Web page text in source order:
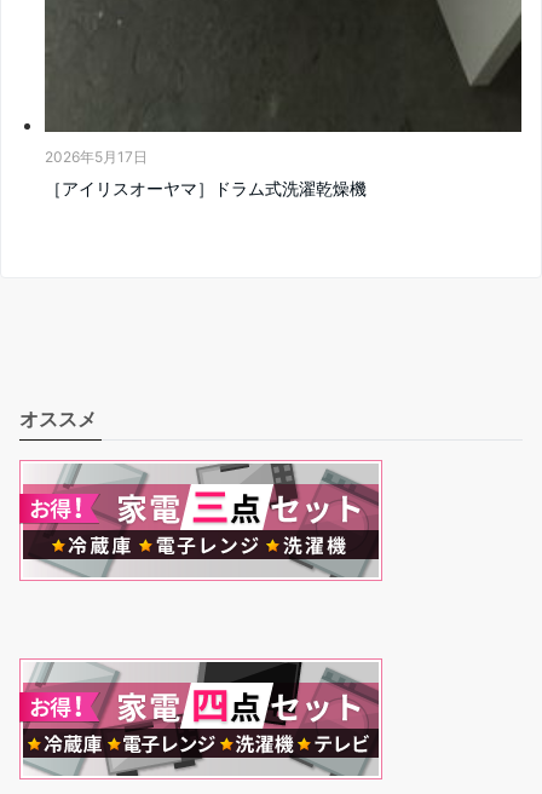
2026年5月17日
［アイリスオーヤマ］ドラム式洗濯乾燥機
オススメ